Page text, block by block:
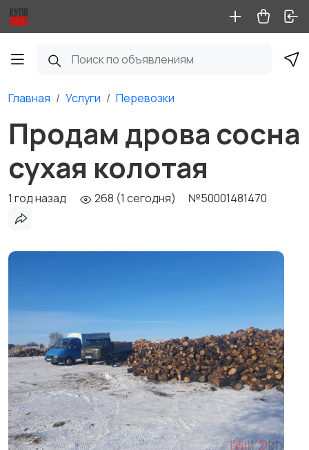
Главная Услуги Перевозки
Продам дрова сосна
сухая колотая
1 год назад 268 (1 сегодня) №50001481470